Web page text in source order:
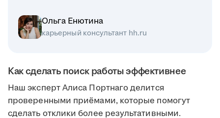
Ольга Енютина
карьерный консультант hh.ru
Как сделать поиск работы эффективнее
Наш эксперт Алиса Портнаго делится
проверенными приёмами, которые помогут
сделать отклики более результативными.